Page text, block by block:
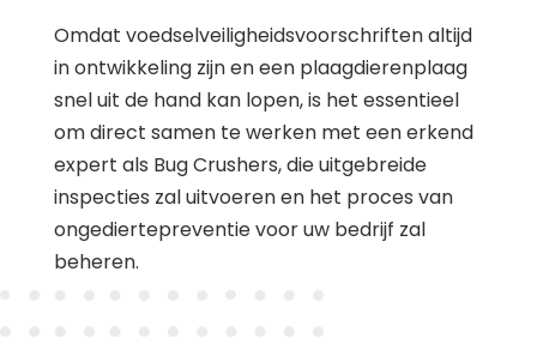
Omdat voedselveiligheidsvoorschriften altijd
in ontwikkeling zijn en een plaagdierenplaag
snel uit de hand kan lopen, is het essentieel
om direct samen te werken met een erkend
expert als Bug Crushers, die uitgebreide
inspecties zal uitvoeren en het proces van
ongediertepreventie voor uw bedrijf zal
beheren.